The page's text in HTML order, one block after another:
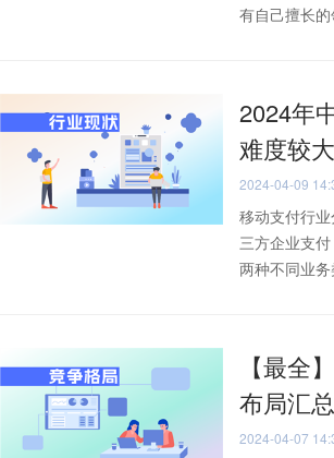
有自己擅长
2024年
难度较
2024-04-09
移动支付行
三方企业支
两种不同业
【最全
布局汇
2024-04-07